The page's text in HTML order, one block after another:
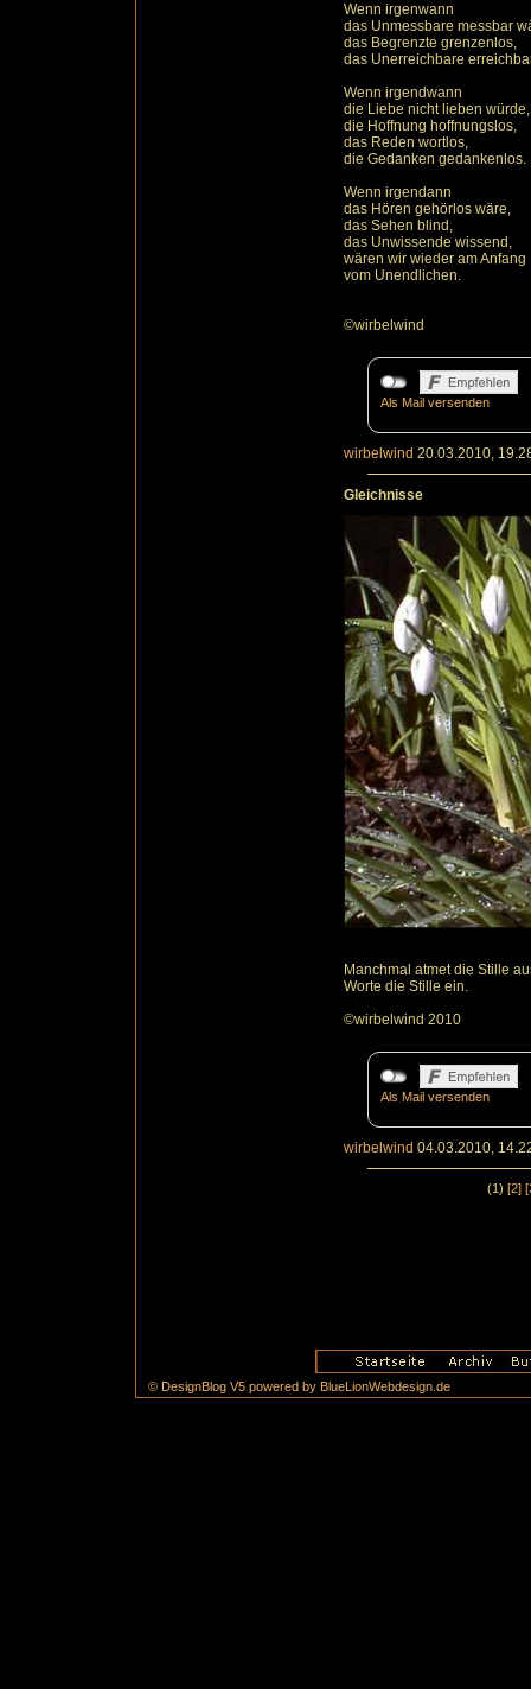
Wenn irgenwann
das Unmessbare messbar
das Begrenzte grenzenlos,
das Unerreichbare
Wenn irgendwann
die Liebe nicht lieben würde,
die Hoffnung hoffnungslos,
das Reden wortlos,
die Gedanken gedankenlos.
Wenn irgendann
das Hören gehörlos wäre,
das Sehen blind,
das Unwissende wissend,
wären wir wieder am Anfang
vom Unendlichen.
©wirbelwind
Als Mail versenden
wirbelwind 20.03.2010,
Gleichnisse
Manchmal atmet die Stille
Worte die Stille ein.
©wirbelwind 2010
Als Mail versenden
wirbelwind 04.03.2010,
(1) [2]
© DesignBlog V5 powered by BlueLionWebdesign.de